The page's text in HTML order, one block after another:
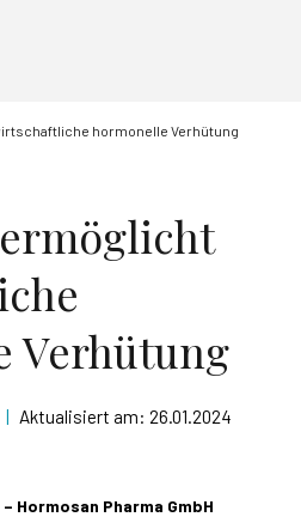
hormonelle Verhütung
Verhütung
| Aktualisiert am: 26.01.2024
Hormosan Pharma GmbH